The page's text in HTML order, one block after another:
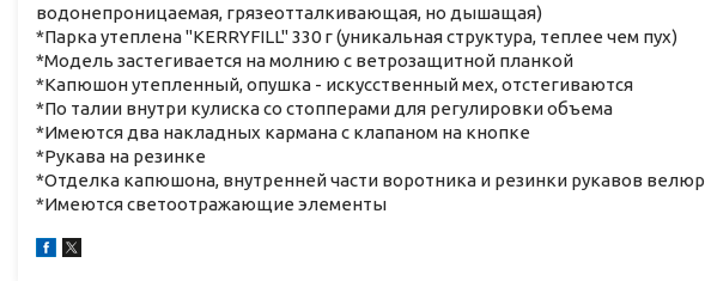
водонепроницаемая, грязеотталкивающая, но дышащая)
*Парка утеплена "KERRYFILL" 330 г (уникальная структура, теплее чем пух)
*Модель застегивается на молнию с ветрозащитной планкой
*Капюшон утепленный, опушка - искусственный мех, отстегиваются
*По талии внутри кулиска со стопперами для регулировки объема
*Имеются два накладных кармана с клапаном на кнопке
*Рукава на резинке
*Отделка капюшона, внутренней части воротника и резинки рукавов велюр
*Имеются светоотражающие элементы